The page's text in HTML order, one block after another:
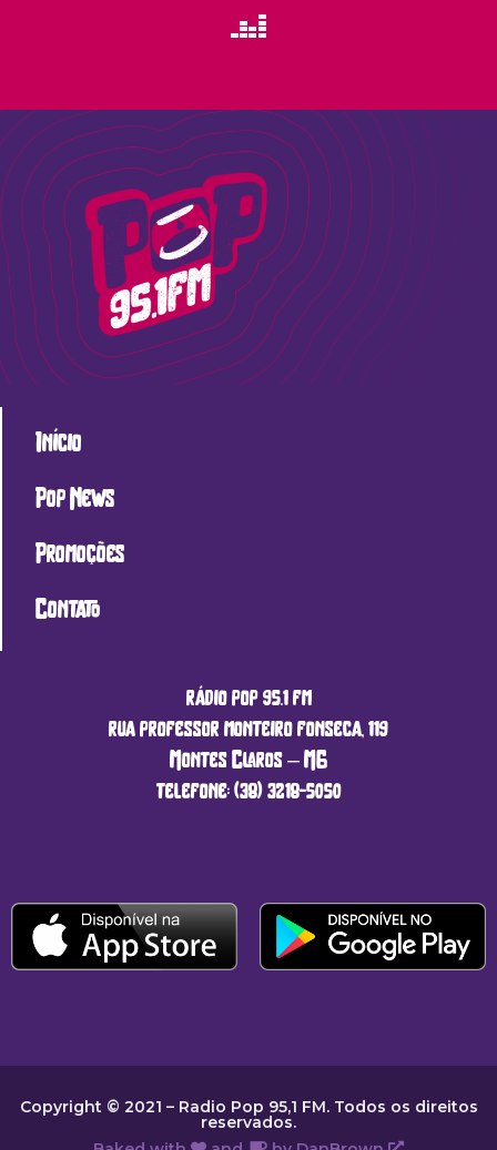
Início
Pop News
Promoções
Contato
rádio pop 95.1 fm
rua professor monteiro fonseca, 119
Montes Claros – MG
telefone: (38) 3218-5050
Copyright © 2021 – Radio Pop 95,1 FM. Todos os direitos
reservados.